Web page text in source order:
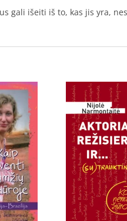
gali išeiti iš to, kas jis yra,